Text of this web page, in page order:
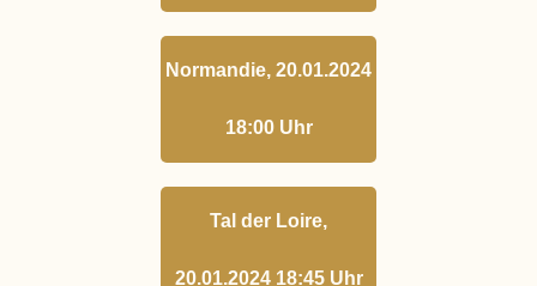
Normandie, 20.01.2024
18:00 Uhr
Tal der Loire,
20.01.2024 18:45 Uhr